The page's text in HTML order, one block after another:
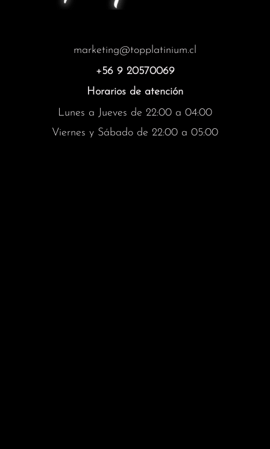
marketing@topplatinium.cl
+56 9 20570069
Horarios de atención
Lunes a Jueves de 22:00 a 04:00
Viernes y Sábado de 22:00 a 05:00